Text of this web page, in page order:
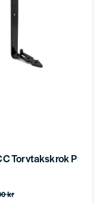
Torvtakskrok
kr